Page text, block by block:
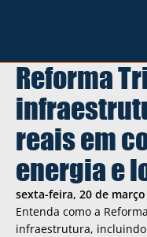
Reforma
reais em
energia e
sexta-feira, 20 de
Entenda como a
infraestrutura, incluindo